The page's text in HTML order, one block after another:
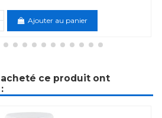
Ajouter au panier
ce produit ont